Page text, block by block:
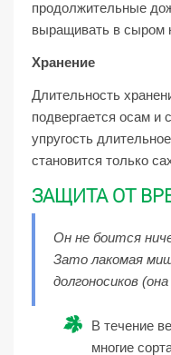
продолжительные
выращивать в сыром
Хранение
Длительность
подвергается осам и
упругость
становится только
ЗАЩИТА ОТ
Он не боится
Зато лакомая
долгоносиков
В течение
многие